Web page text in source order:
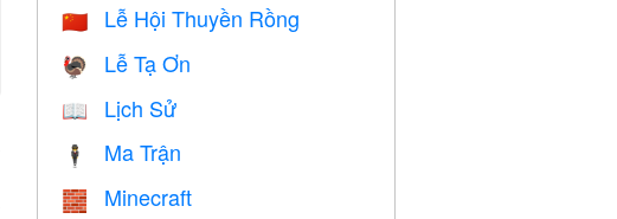
🇨🇳 Lễ Hội Thuyền Rồng
🦃 Lễ Tạ Ơn
📖 Lịch Sử
🕴️ Ma Trận
🧱 Minecraft